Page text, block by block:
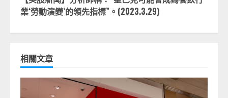
業‘勞動演變’的領先指標”。(2023.3.29)
相關文章